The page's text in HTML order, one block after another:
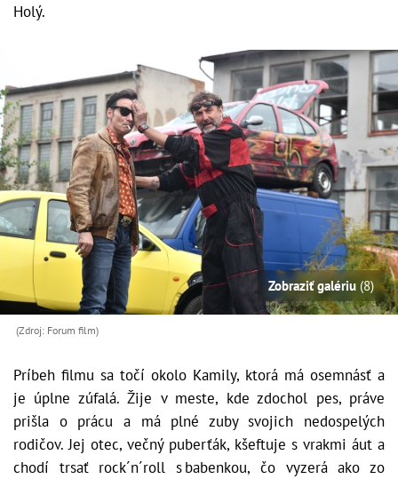
Holý.
Zobraziť galériu (8)
(Zdroj: Forum film)
Príbeh filmu sa točí okolo Kamily, ktorá má osemnásť a
je úplne zúfalá. Žije v meste, kde zdochol pes, práve
prišla o prácu a má plné zuby svojich nedospelých
rodičov. Jej otec, večný puberťák, kšeftuje s vrakmi áut a
chodí trsať rock´n´roll s babenkou, čo vyzerá ako zo